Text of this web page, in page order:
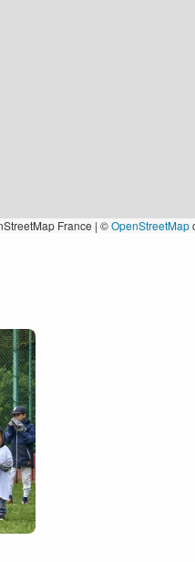
France | ©OpenStreetMap